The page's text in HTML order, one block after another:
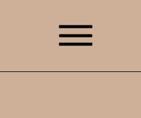
Passer
Menu principal
Menu